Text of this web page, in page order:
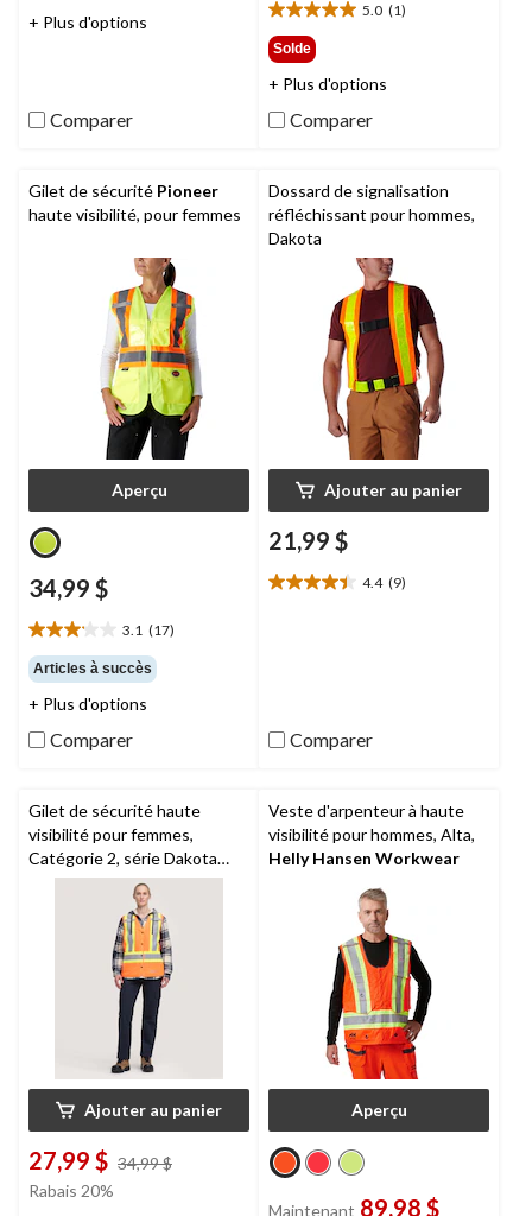
étoile(s)
+ Plus d'options
Comparer
5.0 (1)
5.0
étoile(s)
sur
5.
1
évaluation
Solde
+ Plus d'options
Comparer
Gilet de sécurité Pioneer
haute visibilité, pour femmes
Aperçu
34,99 $
3.1 (17)
3.1
étoile(s)
sur
5.
17
évaluations
Articles à succès
+ Plus d'options
Comparer
Dossard de signalisation
réfléchissant pour hommes,
Dakota
Ajouter au panier
21,99 $
4.4 (9)
4.4
Comparer
Gilet de sécurité haute
visibilité pour femmes,
Catégorie 2, série Dakota
WorkPro
Ajouter au panier
27,99 $ 34,99 $
Rabais 20%
Veste d'arpenteur à haute
visibilité pour hommes, Alta,
Helly Hansen Workwear
Aperçu
Maintenant 89,98 $